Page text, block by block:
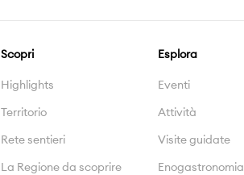
Scopri
Highlights
Territorio
Rete sentieri
La Regione da scoprire
Esplora
Eventi
Attività
Visite guidate
Enogastronomia